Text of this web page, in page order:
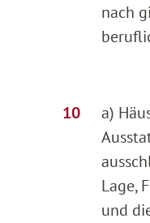
nach
a)
Lage,
und